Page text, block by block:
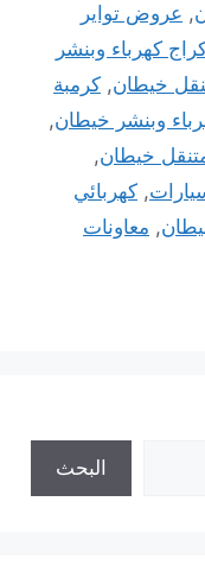
, عروض تواير
كهرباء وبنشر
خيطان, كرمبة
وبنشر خيطان,
خيطان,
, كهربائي
, معاونات
البحث